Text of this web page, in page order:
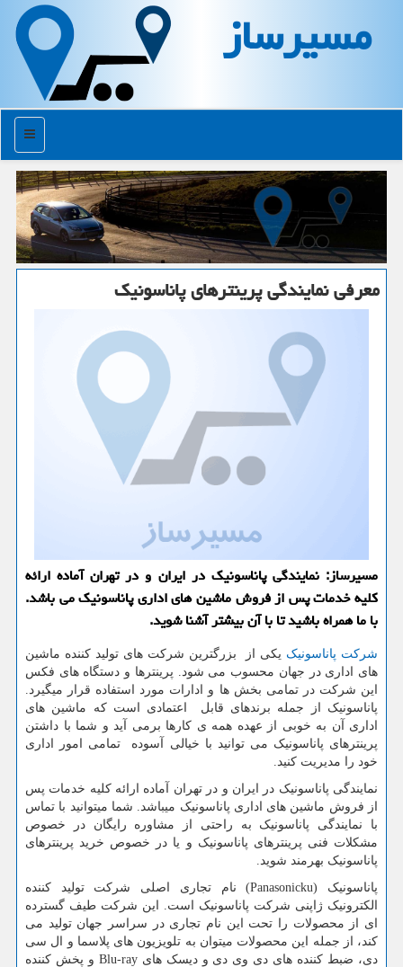
مسیرساز
منو
معرفی نمایندگی پرینترهای پاناسونیك
مسیرساز: نمایندگی پاناسونیك در ایران و در تهران آماده ارائه
كلیه خدمات پس از فروش ماشین های اداری پاناسونیك می باشد.
با ما همراه باشید تا با آن بیشتر آشنا شوید.
شرکت پاناسونیک یکی از بزرگترین شرکت های تولید کننده ماشین
های اداری در جهان محسوب می شود. پرینترها و دستگاه های فکس
این شرکت در تمامی بخش ها و ادارات مورد استفاده قرار میگیرد.
پاناسونیک از جمله برندهای قابل اعتمادی است که ماشین های
اداری آن به خوبی از عهده همه ی کارها برمی آید و شما با داشتن
پرینترهای پاناسونیک می توانید با خیالی آسوده تمامی امور اداری
خود را مدیریت کنید.
نمایندگی پاناسونیک در ایران و در تهران آماده ارائه کلیه خدمات پس
از فروش ماشین های اداری پاناسونیک میباشد. شما میتوانید با تماس
با نمایندگی پاناسونیک به راحتی از مشاوره رایگان در خصوص
مشکلات فنی پرینترهای پاناسونیک و یا در خصوص خرید پرینترهای
پاناسونیک بهرمند شوید.
پاناسونیک (Panasonicku) نام تجاری اصلی شرکت تولید کننده
الکترونیک ژاپنی شرکت پاناسونیک است. این شرکت طیف گسترده
ای از محصولات را تحت این نام تجاری در سراسر جهان تولید می
کند، از جمله این محصولات میتوان به تلویزیون های پلاسما و ال سی
دی، ضبط کننده های دی وی دی و دیسک هایBlu-ray و پخش کننده